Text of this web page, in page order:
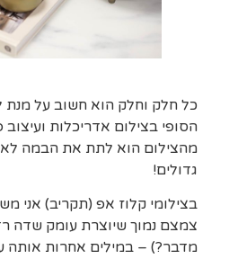
כל חלק וחלק הוא חשוב על מנת
הסופי בצילום אדריכלות
מהצילום הוא לתת את הבמה
גדולים!
בצילומי קלוז אפ (תקריב) אני
צמצם נמוך שיוצרת עומק שדה
מדבר?) – במילים אחרות אותה